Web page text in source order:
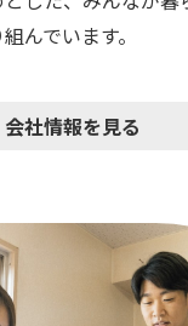
んでいます。
会社情報を見る